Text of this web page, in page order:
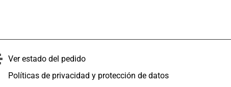
Ver estado del pedido
Políticas de privacidad y protección de datos